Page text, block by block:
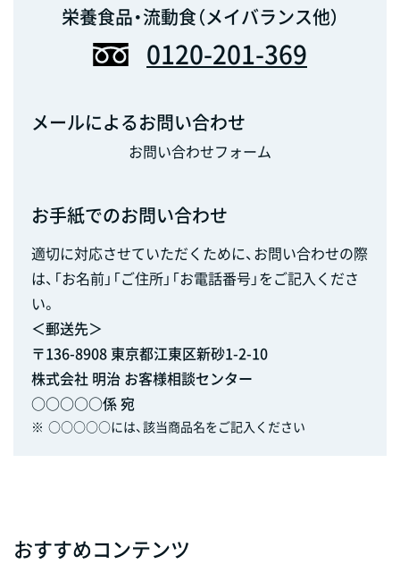
栄養食品・流動食（メイバランス他）
0120-201-369
メールによるお問い合わせ
お問い合わせフォーム
お手紙でのお問い合わせ
適切に対応させていただくために、お問い合わせの際
は、「お名前」「ご住所」「お電話番号」をご記入くださ
い。
＜郵送先＞
〒136-8908 東京都江東区新砂1-2-10
株式会社 明治 お客様相談センター
○○○○○係 宛
※ ○○○○○には、該当商品名をご記入ください
おすすめコンテンツ